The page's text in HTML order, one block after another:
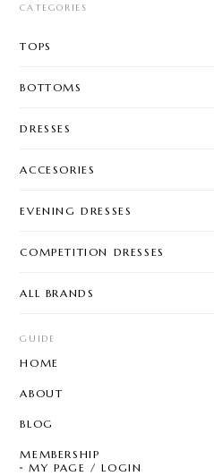
CATEGORIES
TOPS
BOTTOMS
DRESSES
ACCESORIES
EVENING DRESSES
COMPETITION DRESSES
ALL BRANDS
GUIDE
HOME
ABOUT
BLOG
MEMBERSHIP
MY PAGE / LOGIN